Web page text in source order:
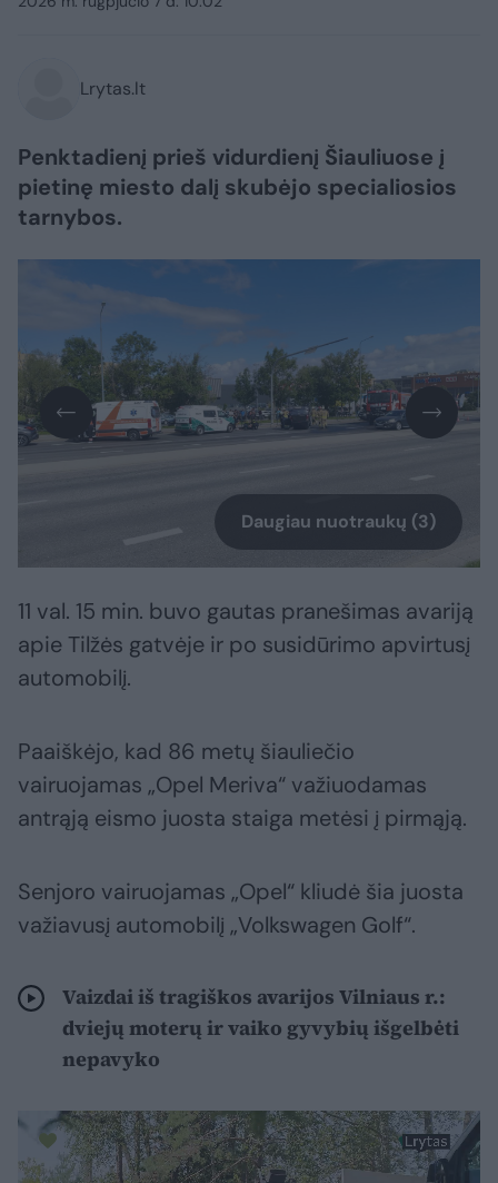
Lrytas.lt
Penktadienį prieš vidurdienį Šiauliuose į
pietinę miesto dalį skubėjo specialiosios
tarnybos.
Daugiau nuotraukų (3)
11 val. 15 min. buvo gautas pranešimas avariją
apie Tilžės gatvėje ir po susidūrimo apvirtusį
automobilį.
Paaiškėjo, kad 86 metų šiauliečio
vairuojamas „Opel Meriva“ važiuodamas
antrąją eismo juosta staiga metėsi į pirmąją.
Senjoro vairuojamas „Opel“ kliudė šia juosta
važiavusį automobilį „Volkswagen Golf“.
Vaizdai iš tragiškos avarijos Vilniaus r.:
dviejų moterų ir vaiko gyvybių išgelbėti
nepavyko